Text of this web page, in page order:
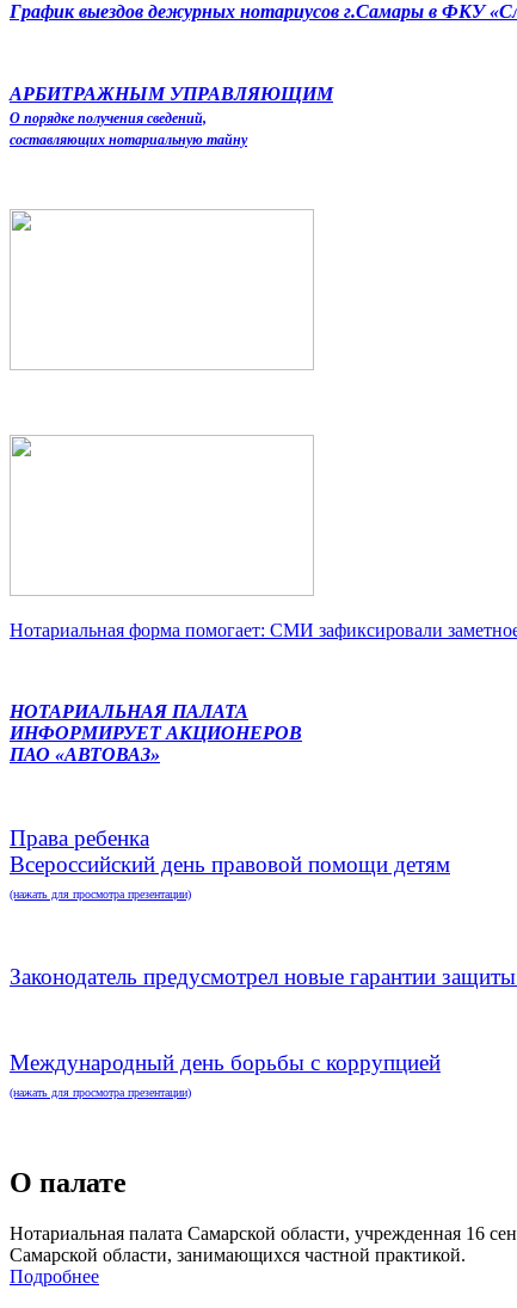
График выездов дежурных нотариусов г.Самары в ФКУ
АРБИТРАЖНЫМ УПРАВЛЯЮЩИМ
О порядке получения сведений,
составляющих нотариальную тайну
Нотариальная форма помогает: СМИ зафиксировали
НОТАРИАЛЬНАЯ ПАЛАТА
ИНФОРМИРУЕТ АКЦИОНЕРОВ
ПАО «АВТОВАЗ»
Права ребенка
Всероссийский день правовой помощи детям
(нажать для просмотра презентации)
Законодатель предусмотрел новые гарантии
Международный день борьбы с коррупцией
(нажать для просмотра презентации)
О палате
Нотариальная палата Самарской области, учрежденная 16
Самарской области, занимающихся частной практикой.
Подробнее